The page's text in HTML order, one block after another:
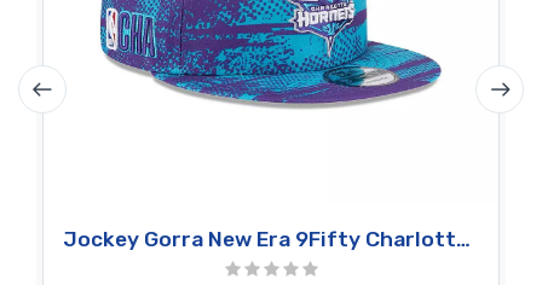
Jockey Gorra New Era 9Fifty Charlotte Hornets NBA Tip Off Purple